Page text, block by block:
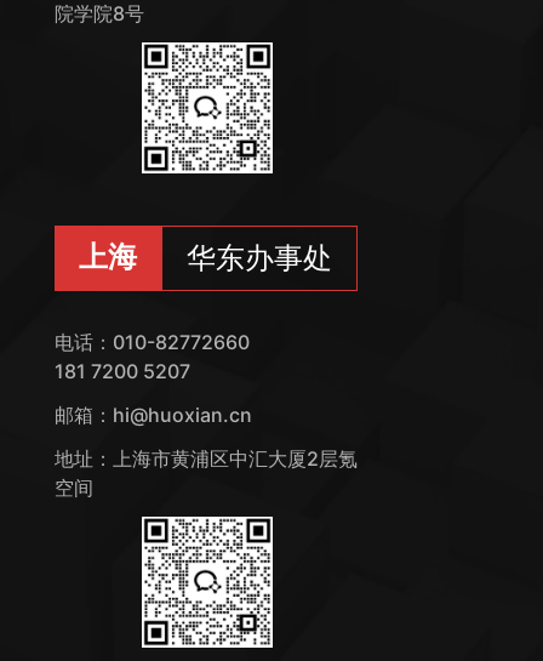
院学院8号
上海 华东办事处
电话：010-82772660
181 7200 5207
邮箱：hi@huoxian.cn
地址：上海市黄浦区中汇大厦2层氪
空间